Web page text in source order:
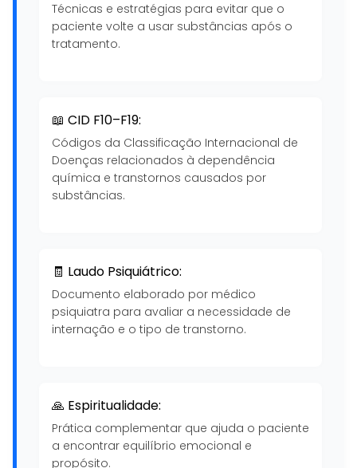
Técnicas e estratégias para evitar que o
paciente volte a usar substâncias após o
tratamento.
📖 CID F10–F19:
Códigos da Classificação Internacional de
Doenças relacionados à dependência
química e transtornos causados por
substâncias.
🧾 Laudo Psiquiátrico:
Documento elaborado por médico
psiquiatra para avaliar a necessidade de
internação e o tipo de transtorno.
🙏 Espiritualidade:
Prática complementar que ajuda o paciente
a encontrar equilíbrio emocional e
propósito.